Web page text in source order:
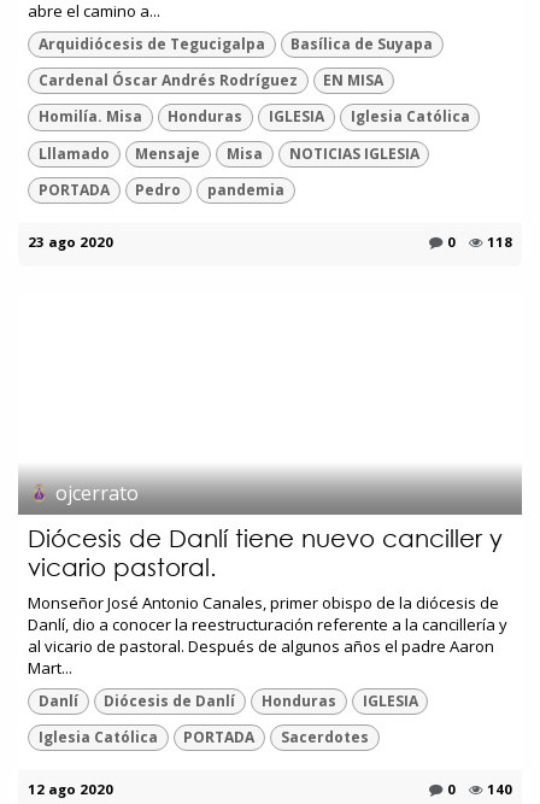
abre el camino a...
Arquidiócesis de Tegucigalpa
Basílica de Suyapa
Cardenal Óscar Andrés Rodríguez
EN MISA
Homilía. Misa
Honduras IGLESIA
Iglesia Católica
Lllamado
Mensaje Misa
NOTICIAS IGLESIA
PORTADA
Pedro pandemia
23 ago 2020 0 118
ojcerrato
Diócesis de Danlí tiene nuevo canciller y
vicario pastoral.
Monseñor José Antonio Canales, primer obispo de la diócesis de
Danlí, dio a conocer la reestructuración referente a la cancillería y
al vicario de pastoral. Después de algunos años el padre Aaron
Mart...
Danlí Diócesis de Danlí Honduras
IGLESIA
Iglesia Católica
PORTADA Sacerdotes
12 ago 2020 0 140